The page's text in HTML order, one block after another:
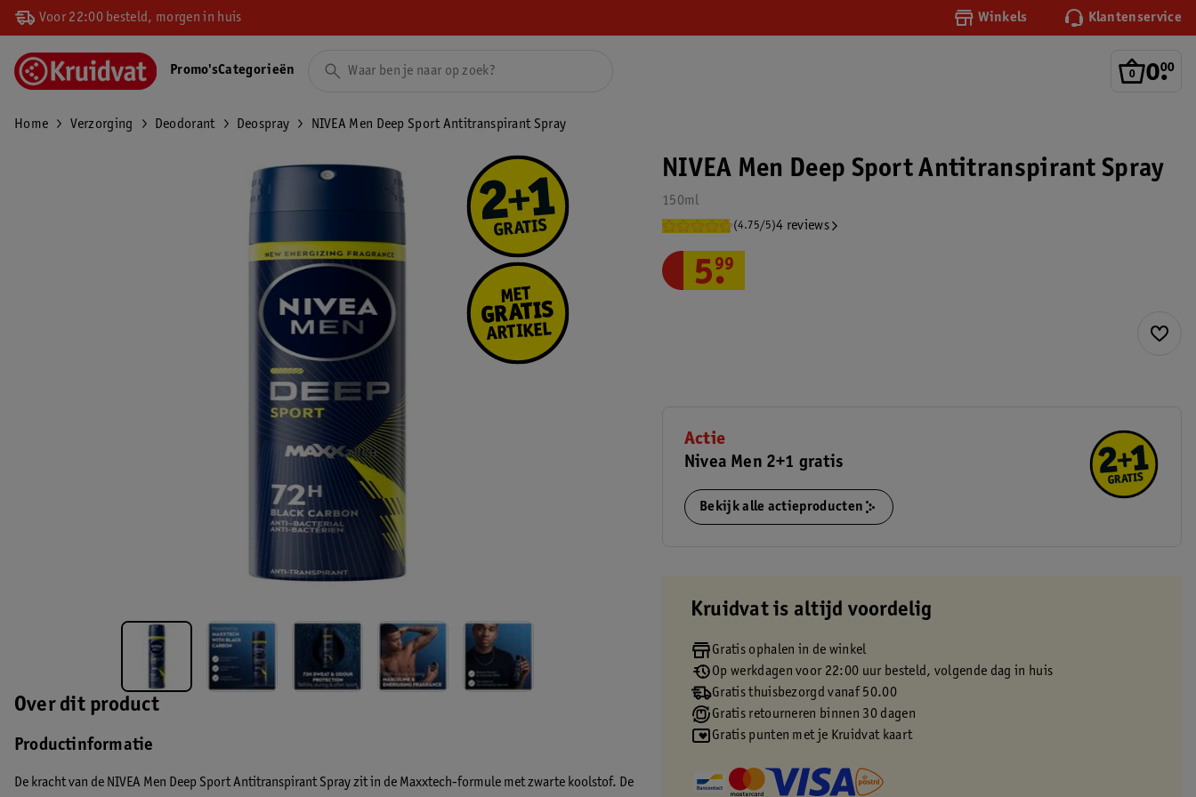
Voor 22:00 besteld, morgen in huis Winkels Klantenservice
0.
00
Promo'sCategorieën
Home Verzorging Deodorant Deospray NIVEA Men Deep Sport Antitranspirant Spray
Over dit product
Productinformatie
De kracht van de NIVEA Men Deep Sport Antitranspirant Spray zit in de Maxxtech-formule met zwarte koolstof. De
NIVEA Men Deep Sport Antitranspirant Spray
150ml
(4.75/5)4 reviews
5.
99
Actie
Nivea Men 2+1 gratis
Bekijk alle actieproducten
Kruidvat is altijd voordelig
Gratis ophalen in de winkel
Op werkdagen voor 22:00 uur besteld, volgende dag in huis
Gratis thuisbezorgd vanaf 50.00
Gratis retourneren binnen 30 dagen
Gratis punten met je Kruidvat kaart